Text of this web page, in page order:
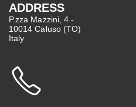
ADDRESS
P.zza Mazzini, 4 -
10014 Caluso (TO)
Italy